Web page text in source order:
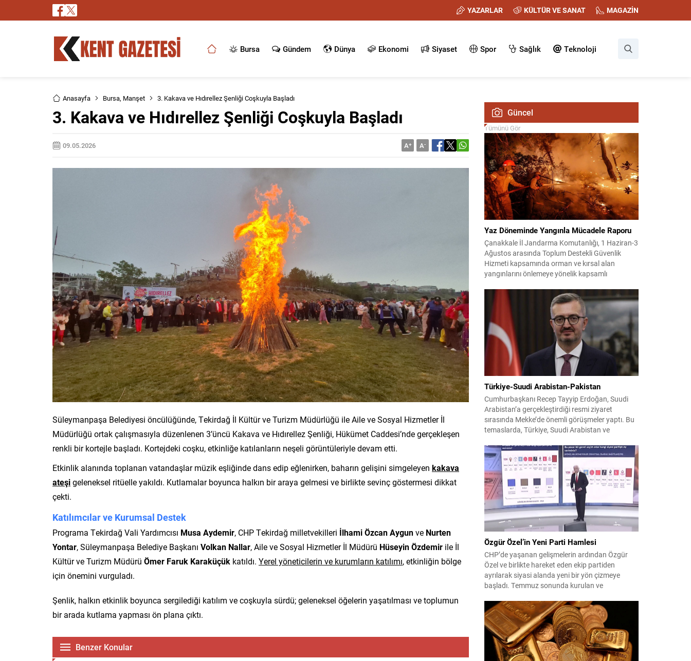
YAZARLAR KÜLTÜR VE SANAT MAGAZİN
Bursa Gündem Dünya Ekonomi Siyaset Spor Sağlık Teknoloji
Anasayfa Bursa, Manşet 3. Kakava ve Hıdırellez Şenliği Coşkuyla Başladı
3. Kakava ve Hıdırellez Şenliği Coşkuyla Başladı
09.05.2026 A+ A-
Süleymanpaşa Belediyesi öncülüğünde, Tekirdağ İl Kültür ve Turizm Müdürlüğü ile Aile ve Sosyal Hizmetler İl
Müdürlüğü ortak çalışmasıyla düzenlenen 3’üncü Kakava ve Hıdırellez Şenliği, Hükümet Caddesi’nde gerçekleşen
renkli bir kortejle başladı. Kortejdeki coşku, etkinliğe katılanların neşeli görüntüleriyle devam etti.
Etkinlik alanında toplanan vatandaşlar müzik eşliğinde dans edip eğlenirken, baharın gelişini simgeleyen kakava
ateşigeleneksel ritüelle yakıldı. Kutlamalar boyunca halkın bir araya gelmesi ve birlikte sevinç göstermesi dikkat
çekti.
Katılımcılar ve Kurumsal Destek
Programa Tekirdağ Vali Yardımcısı Musa Aydemir, CHP Tekirdağ milletvekilleri İlhami Özcan Aygunve Nurten
Yontar, Süleymanpaşa Belediye Başkanı Volkan Nallar, Aile ve Sosyal Hizmetler İl Müdürü Hüseyin Özdemir ile İl
Kültür ve Turizm Müdürü Ömer Faruk Karaküçük katıldı. Yerel yöneticilerin ve kurumların katılımı, etkinliğin bölge
için önemini vurguladı.
Şenlik, halkın etkinlik boyunca sergilediği katılım ve coşkuyla sürdü; geleneksel öğelerin yaşatılması ve toplumun
bir arada kutlama yapması ön plana çıktı.
Benzer Konular
Güncel
Tümünü Gör
Yaz Döneminde Yangınla Mücadele Raporu
Çanakkale İl Jandarma Komutanlığı, 1 Haziran-3
Ağustos arasında Toplum Destekli Güvenlik
Hizmeti kapsamında orman ve kırsal alan
yangınlarını önlemeye yönelik kapsamlı
görev yapan 178 tim ve 742 personel, sahada
aktif olarak halkı bilinçlendirdi ve denetim
faaliyetleri gerçekleştirdi. Faaliyetler esnasında
bin 315 biçerdöver ve balya...
Türkiye-Suudi Arabistan-Pakistan
Cumhurbaşkanı Recep Tayyip Erdoğan, Suudi
Arabistan’a gerçekleştirdiği resmi ziyaret
sırasında Mekke’de önemli görüşmeler yaptı. Bu
temaslarda, Türkiye, Suudi Arabistan ve
birliği çerçevesi oluşturuldu. Ziyaretin en somut
çıktısı, üç ülkenin imza attığı Mekke Ortak
Savunma Anlaşması oldu. Anlaşma; ortak
güvenlik yaklaşımıyla bölgesel barış, istikrar...
Özgür Özel’in Yeni Parti Hamlesi
CHP’de yaşanan gelişmelerin ardından Özgür
Özel ve birlikte hareket eden ekip partiden
ayrılarak siyasi alanda yeni bir yön çizmeye
başladı. Temmuz sonunda kurulan ve
kısa sürede muhalif medyanın gündemine girdi.
Kuruluşun hemen ardından bazı anket sonuçları
kamuoyuna yansıyınca, partinin tabanda karşılık
bulduğu iddiaları gündemi...